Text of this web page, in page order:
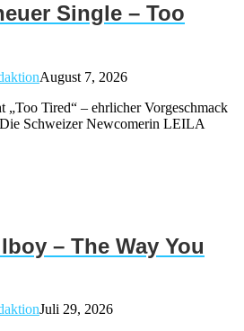
Single – Too
August 7, 2026
Tired“ – ehrlicher Vorgeschmack
Schweizer Newcomerin LEILA
– The Way You
Juli 29, 2026